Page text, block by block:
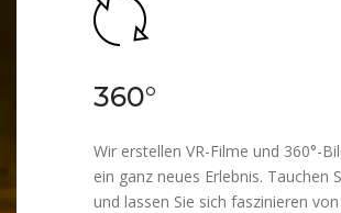
360°
Wir erstellen VR-Filme und 360°-
ein ganz neues Erlebnis. Tauchen
und lassen Sie sich faszinieren